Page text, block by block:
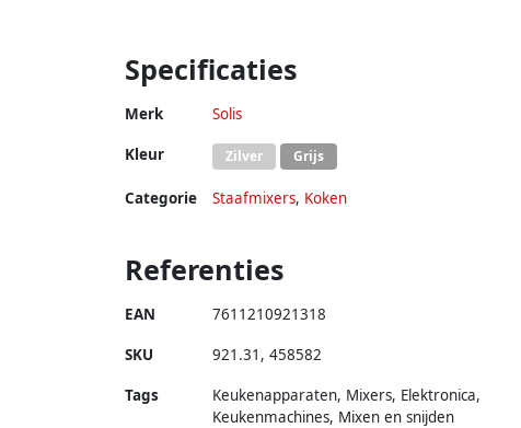
Specificaties
Merk Solis
Kleur Zilver Grijs
Categorie Staafmixers, Koken
Referenties
EAN 7611210921318
SKU 921.31 , 458582
Tags
Keukenapparaten, Mixers, Elektronica,
Keukenmachines, Mixen en snijden